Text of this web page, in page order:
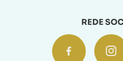
REDE